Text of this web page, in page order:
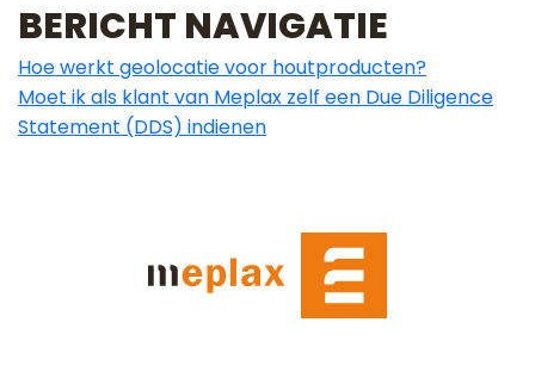
BERICHT NAVIGATIE
Hoe werkt geolocatie voor houtproducten?
Moet ik als klant van Meplax zelf een Due Diligence
Statement (DDS) indienen